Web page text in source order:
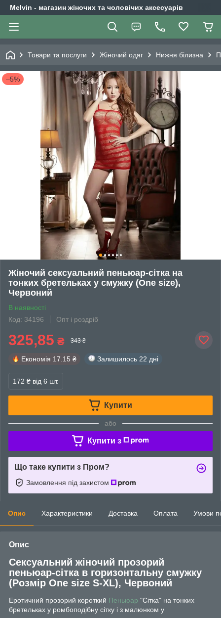
Melvin - магазин жіночих та чоловічих аксесуарів
Товари та послуги Жіночий одяг Нижня білизна
–5%
Жіночий сексуальний пеньюар-сітка на
тонких бретельках у смужку (One size),
Червоний
В наявності
Код: 34196
Опт і роздріб
325,85 ₴ 343 ₴
Економія 17.15 ₴ Залишилось 22 дні
172 ₴ від 6 шт.
Купити
або
Купити з
Що таке купити з Пром?
Замовлення під захистом
Опис Характеристики Доставка Оплата Умови
Опис
Сексуальний жіночий прозорий
пеньюар-сітка в горизонтальну смужку
(Розмір One size S-XL), Червоний
Еротичний прозорий короткий Пеньюар "Сітка" на тонких
бретельках у ромбоподібну сітку і з малюнком у